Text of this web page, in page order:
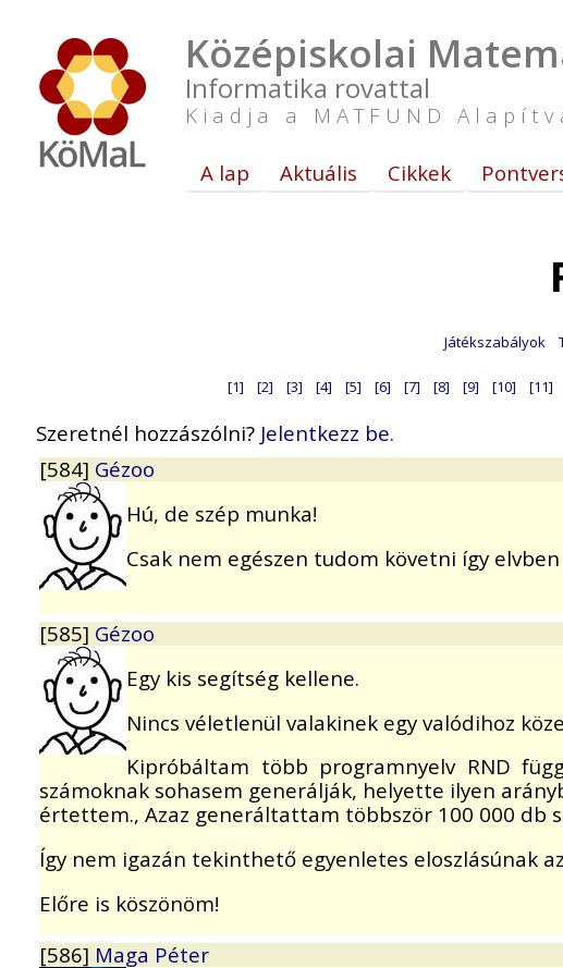
Középiskolai
Informatika rovattal
Kiadja a MATFUND
A lap Aktuális Cikkek
Játékszabályok
[1] [2] [3] [4] [5] [6] [7] [8] [9] [10] [11]
Szeretnél hozzászólni? Jelentkezz be.
[584] Gézoo
Hú, de szép munka!
Csak nem egészen tudom követni így
[585] Gézoo
Egy kis segítség kellene.
Nincs véletlenül valakinek egy valódihoz
Kipróbáltam több programnyelv RND
számoknak sohasem generálják, helyette ilyen
értettem., Azaz generáltattam többször 100 000 db
Így nem igazán tekinthető egyenletes eloszlásúnak
Előre is köszönöm!
[586] Maga Péter